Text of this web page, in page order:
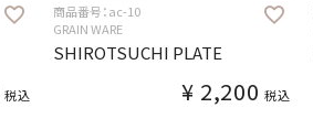
税込
商品番号：ac-10
GRAIN WARE
SHIROTSUCHI PLATE
¥ 2,200 税込